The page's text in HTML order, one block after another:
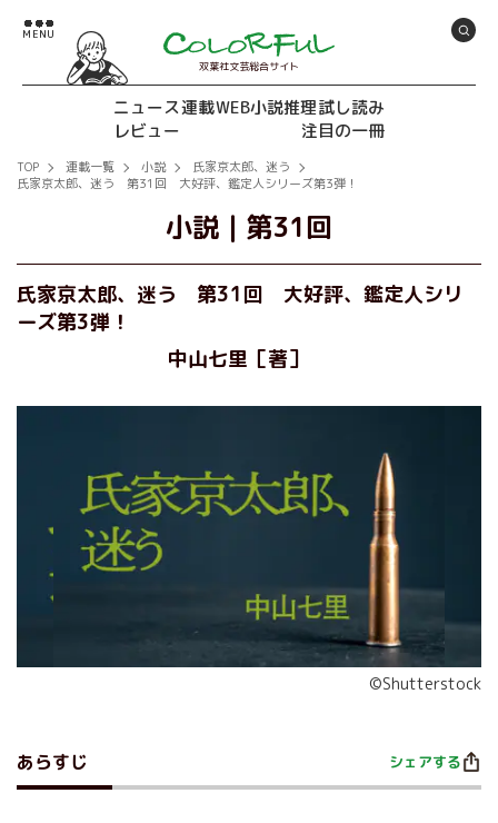
双葉社文芸総合サイト
ニュース連載WEB小説推理試し読み
レビュー
注目の一冊
TOP 連載一覧 小説
氏家京太郎、迷う
氏家京太郎、迷う 第31回 大好評、鑑定人シリーズ第3弾！
小説 ｜ 第31回
氏家京太郎、迷う 第31回 大好評、鑑定人シリ
ーズ第3弾！
中山七里［著］
©Shutterstock
あらすじ シェアする